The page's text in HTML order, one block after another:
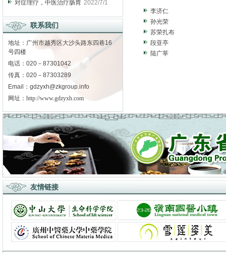
对症理疗，中医治疗肠胃 2022/7/1
联系我们
地址：广州市越秀区大沙头路东四巷16
号四楼
电话：020－87301042
传真：020－87303289
Email：gdzyxh@zkgroup.info
网址： http://www.gdzyxh.com
李济仁
孙光荣
苏荣扎布
段亚亭
陆广莘
友情链接